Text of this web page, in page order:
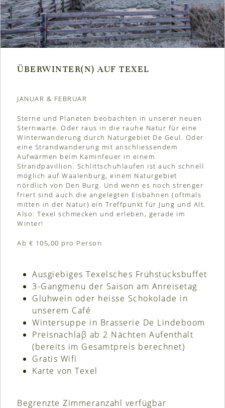
ÜBERWINTER(N) AUF TEXEL
JANUAR & FEBRUAR
Sterne und Planeten beobachten in unserer neuen
Sternwarte. Oder raus in die rauhe Natur für eine
Winterwanderung durch Naturgebiet De Geul. Oder
eine Strandwanderung mit anschliessendem
Aufwärmen beim Kaminfeuer in einem
Strandpavillion. Schlittschuhlaufen ist auch schnell
möglich auf Waalenburg, einem Naturgebiet
nördlich von Den Burg. Und wenn es noch strenger
friert sind auch die angelegten Eisbahnen (oftmals
mitten in der Natur) ein Treffpunkt für Jung und Alt.
Also: Texel schmecken und erleben, gerade im
Winter!
Ab € 105,00 pro Person
Ausgiebiges Texelsches Frühstücksbuffet
3-Gangmenu der Saison am Anreisetag
Glühwein oder heisse Schokolade in
unserem Café
Wintersuppe in Brasserie De Lindeboom
Preisnachlaβ ab 2 Nächten Aufenthalt
(bereits im Gesamtpreis berechnet)
Gratis Wifi
Karte von Texel
Begrenzte Zimmeranzahl verfügbar